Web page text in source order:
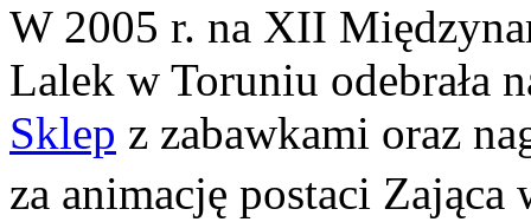
W 2005 r. na XII
Lalek w Toruniu odebrała
Sklep z zabawkami oraz
za animację postaci